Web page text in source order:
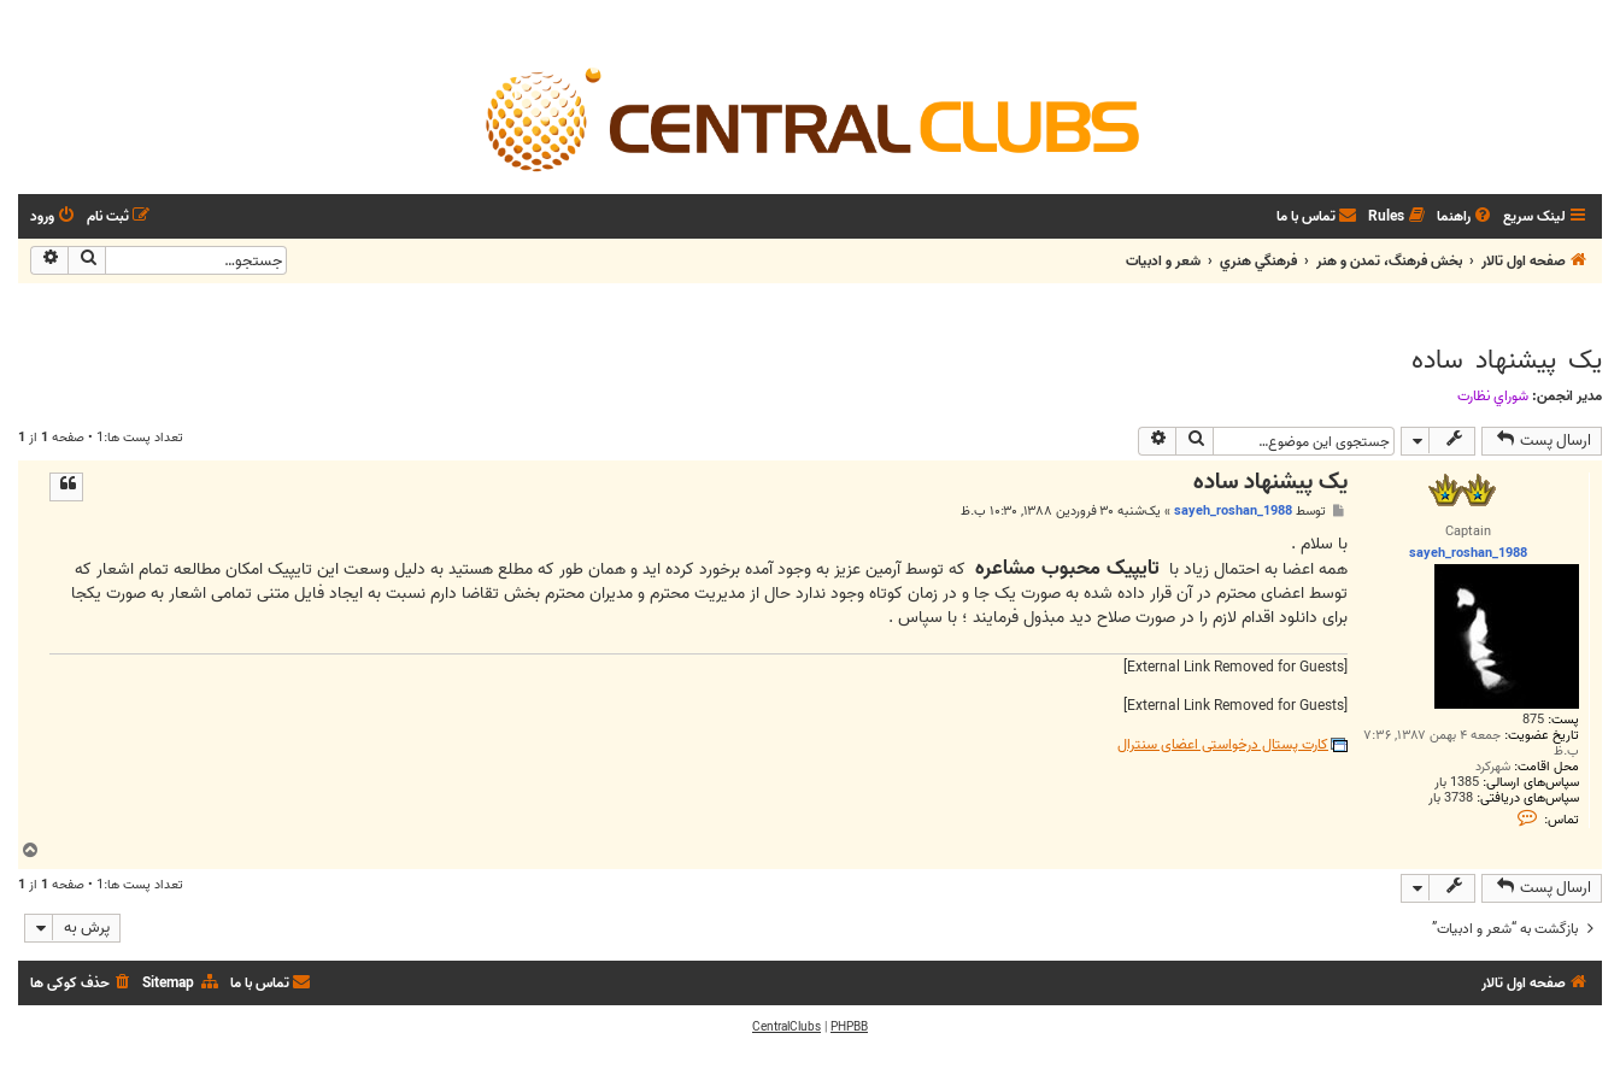
لینک سریع راهنما Rules تماس با ما ورود
ثبت نام
صفحه اول تالار
بخش فرهنگ، تمدن و هنر فرهنگي هنري شعر و ادبيات جستجو
یک پیشنهاد ساده
مدیر انجمن: شوراي نظارت
ارسال پست جستجو تعداد پست ها:1 • صفحه 1 از 1
Captain
sayeh_roshan_1988
پست: 875
تاریخ عضویت: جمعه ۴ بهمن ۱۳۸۷, ۷:۳۶
ب.ظ
محل اقامت: شهرکرد
سپاس‌های ارسالی: 1385 بار
سپاس‌های دریافتی: 3738 بار
تماس:
ت
s
a
y
e
h
o
s
یک پیشنهاد ساده
ت
توسطsayeh_roshan_1988
» یک‌شنبه ۳۰ فروردین ۱۳۸۸, ۱۰:۳۰ ب.ظ
با سلام .
همه اعضا به احتمال زیاد با تایپیک محبوب مشاعره که توسط آرمین عزیز به وجود آمده برخورد کرده اید و همان طور که مطلع هستید به دلیل وسعت این تایپیک امکان مطالعه تمام اشعار که
توسط اعضای محترم در آن قرار داده شده به صورت یک جا و در زمان کوتاه وجود ندارد حال از مدیریت محترم و مدیران محترم بخش تقاضا دارم نسبت به ایجاد فایل متنی تمامی اشعار به صورت یکجا
برای دانلود اقدام لازم را در صورت صلاح دید مبذول فرمایند ؛ با سپاس .
[External Link Removed for Guests]
[External Link Removed for Guests]
کارت پستال درخواستی اعضای سنترال
ا
ارسال پست تعداد پست ها:1 • صفحه 1 از 1
بازگشت به “شعر و ادبيات” پرش به
صفحه اول تالار حذف کوکی ها Sitemap تماس با ما
PHPBB
|
CentralClubs